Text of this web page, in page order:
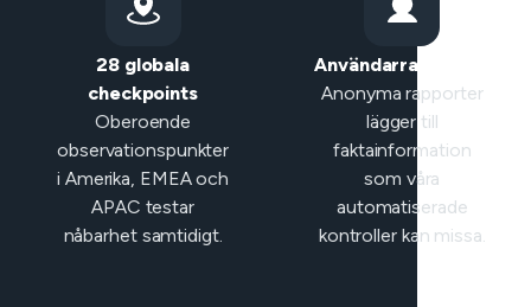
28 globala
checkpoints
Oberoende
observationspunkter
i Amerika, EMEA och
APAC testar
nåbarhet samtidigt.
Användarrapporter
Anonyma rapporter
lägger till
faktainformation
som våra
automatiserade
kontroller kan missa.